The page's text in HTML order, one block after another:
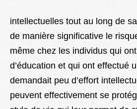
intellectuelles tout au long de
de manière significative le
même chez les individus qui
d’éducation et qui ont effectué
demandait peu d’effort
peuvent effectivement se